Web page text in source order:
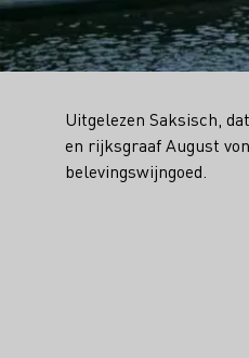
Uitgelezen Saksisch,
en rijksgraaf August
belevingswijngoed.